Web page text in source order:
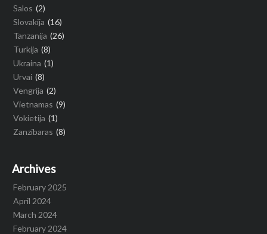
Salos (2)
Slovakija (16)
Tanzanija (26)
Turkija (8)
Ukraina (1)
Urvai (8)
Vengrija (2)
Vietnamas (9)
Vokietija (1)
Zanzibaras (8)
Archives
February 2025
April 2024
March 2024
February 2024